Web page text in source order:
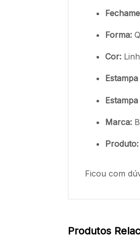
Forma:
Cor:
Marca:
Produto:
Ficou com
Produtos